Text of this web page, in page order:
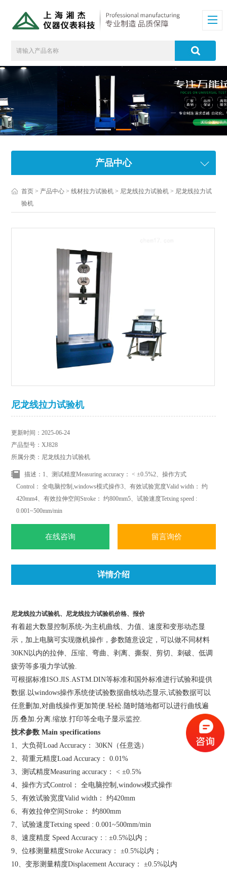
产品中心
首页 > 产品中心 >线材拉力试验机 > 尼龙线拉力试验机 > 尼龙线拉力试
验机
尼龙线拉力试验机
更新时间：2025-06-24
产品型号：XJ828
所属分类：尼龙线拉力试验机
描述：1、测试精度Measuring accuracy： < ±0.5%2、操作方式
Control： 全电脑控制,windows模式操作3、有效试验宽度Valid width： 约
420mm4、有效拉伸空间Stroke： 约800mm5、试验速度Tetxing speed :
0.001~500mm/min
在线咨询 留言询价
详情介绍
尼龙线拉力试验机、尼龙线拉力试验机价格、报价
有着超大数显控制系统-为主机曲线、力值、速度和变形动态显
示，加上电脑可实现微机操作，参数随意设定，可以做不同材料
30KN以内的拉伸、压缩、弯曲、剥离、撕裂、剪切、刺破、低调
疲劳等多项力学试验.
可根据标准ISO.JIS.ASTM.DIN等标准和国外标准进行试验和提供
数据.以windows操作系统使试验数据曲线动态显示,试验数据可以
任意删加,对曲线操作更加简便.轻松.随时随地都可以进行曲线遍
历.叠加.分离.缩放.打印等全电子显示监控.
技术参数 Main specifications
1、大负荷Load Accuracy： 30KN（任意选）
2、荷重元精度Load Accuracy： 0.01%
3、测试精度Measuring accuracy： < ±0.5%
4、操作方式Control： 全电脑控制,windows模式操作
5、有效试验宽度Valid width： 约420mm
6、有效拉伸空间Stroke： 约800mm
7、试验速度Tetxing speed : 0.001~500mm/min
8、速度精度 Speed Accuracy：: ±0.5%以内；
9、位移测量精度Stroke Accuracy： ±0.5%以内；
10、变形测量精度Displacement Accuracy： ±0.5%以内